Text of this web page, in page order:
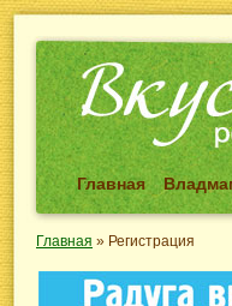
Главная
Главная » Регистрация